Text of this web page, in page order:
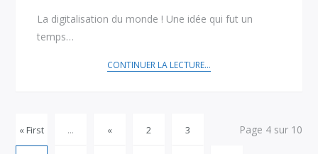
La digitalisation du monde ! Une idée qui fut un
temps…
CONTINUER LA LECTURE...
Page 4 sur 10
« First ... « 2 3